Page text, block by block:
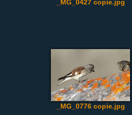
_MG_0427 copie.jpg
_MG_0776 copie.jpg